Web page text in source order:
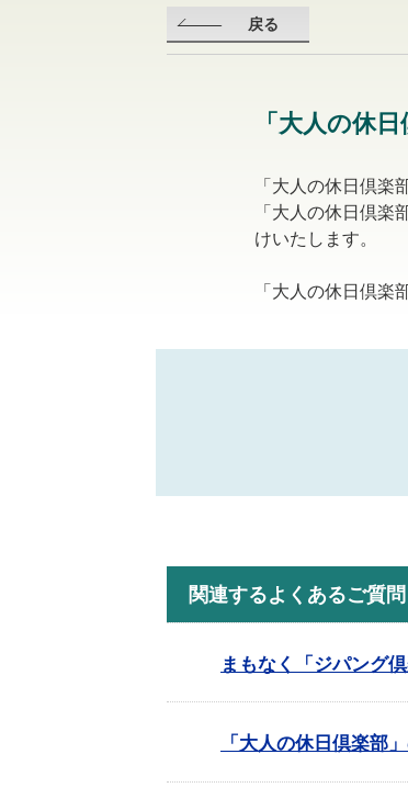
戻る
「大人の休
「大人の休日倶楽
「大人の休日倶
けいたします。
「大人の休日倶楽
関連するよくあるご質問
まもなく「ジパング
「大人の休日倶楽部